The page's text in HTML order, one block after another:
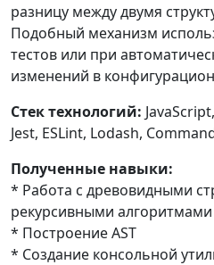
разницу между двумя
Подобный механизм
тестов или при
изменений в
Стек технологий:
Jest, ESLint, Lodash,
Полученные навыки:
* Работа с древовидными
рекурсивными алгоритмами
* Построение AST
* Создание консольной